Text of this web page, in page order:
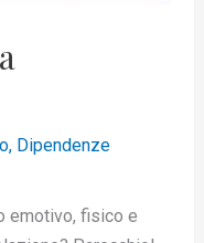
, Dipendenze
emotivo, fisico e